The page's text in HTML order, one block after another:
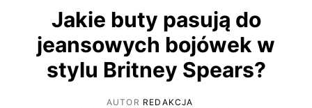
Jakie buty pasują do
jeansowych bojówek w
stylu Britney Spears?
AUTOR REDAKCJA